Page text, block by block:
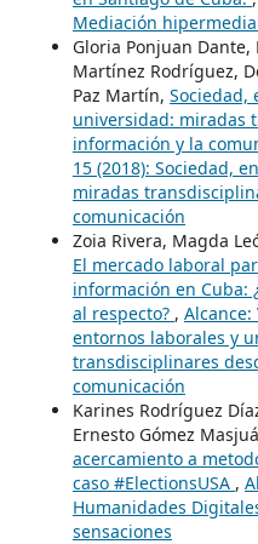
Mediación
Gloria Ponjuan
Martínez Rodríguez,
Paz Martín, Sociedad,
universidad: miradas
información y la
15 (2018): Sociedad,
miradas
comunicación
Zoia Rivera, Magda
El mercado laboral
información en Cuba:
al respecto? , Alcance:
entornos laborales y
transdisciplinares
comunicación
Karines Rodríguez
Ernesto Gómez
acercamiento a
caso #ElectionsUSA ,
Humanidades
sensaciones